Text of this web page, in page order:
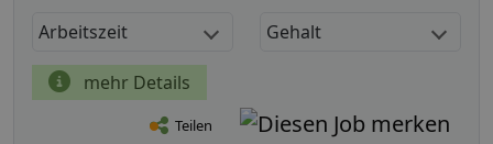
Arbeitszeit Gehalt
mehr Details
Teilen